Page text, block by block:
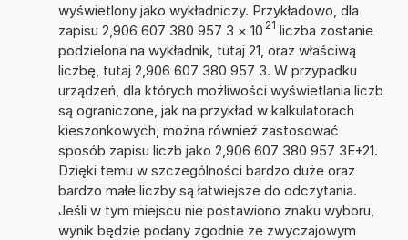
wyświetlony jako wykładniczy. Przykładowo, dla
zapisu 2,906 607 380 957 3 × 10 21 liczba zostanie
podzielona na wykładnik, tutaj 21, oraz właściwą
liczbę, tutaj 2,906 607 380 957 3. W przypadku
urządzeń, dla których możliwości wyświetlania liczb
są ograniczone, jak na przykład w kalkulatorach
kieszonkowych, można również zastosować
sposób zapisu liczb jako 2,906 607 380 957 3E+21.
Dzięki temu w szczególności bardzo duże oraz
bardzo małe liczby są łatwiejsze do odczytania.
Jeśli w tym miejscu nie postawiono znaku wyboru,
wynik będzie podany zgodnie ze zwyczajowym